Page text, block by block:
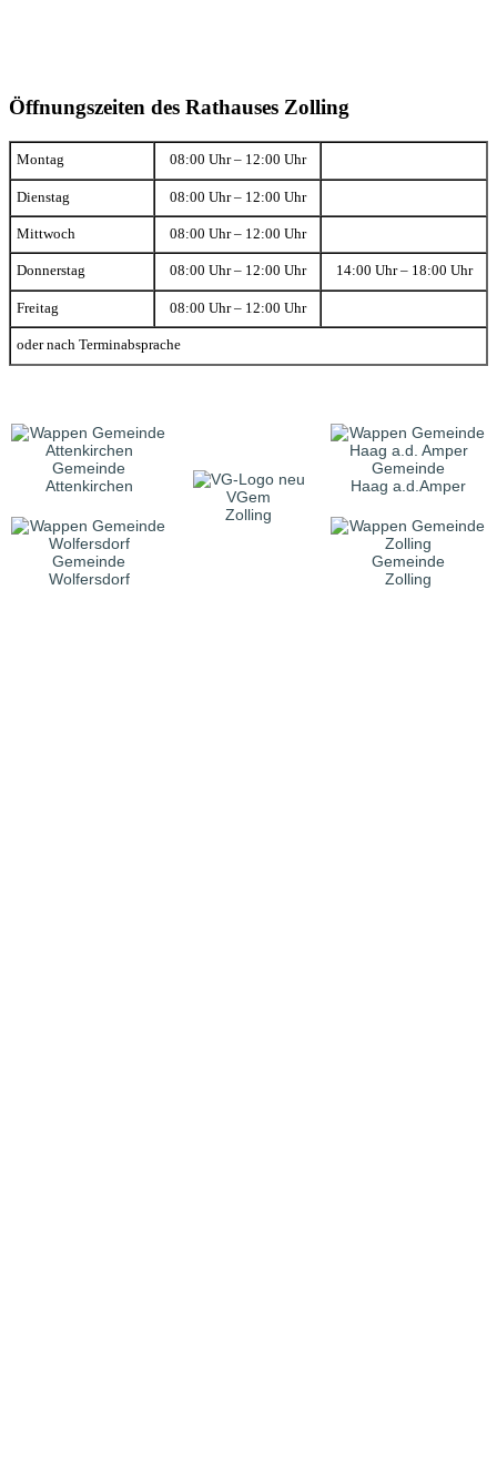
Öffnungszeiten des Rathauses Zolling
Montag 08:00 Uhr – 12:00 Uhr
Dienstag 08:00 Uhr – 12:00 Uhr
Mittwoch 08:00 Uhr – 12:00 Uhr
Donnerstag 08:00 Uhr – 12:00 Uhr 14:00 Uhr – 18:00 Uhr
Freitag 08:00 Uhr – 12:00 Uhr
oder nach Terminabsprache
Gemeinde
Attenkirchen
VGem
Zolling
Gemeinde
Haag a.d.Amper
Gemeinde
Wolfersdorf
Gemeinde
Zolling